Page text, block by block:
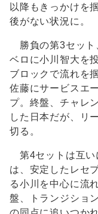
以降もきっかけを
後がない状況に。
勝負の第3セット
ベロに小川智大を
ブロックで流れを
佐藤にサービスエ
プ。終盤、チャレ
した日本だが、リ
切る。
第4セットは互い
は、安定したレセ
る小川を中心に流
盤、トランジショ